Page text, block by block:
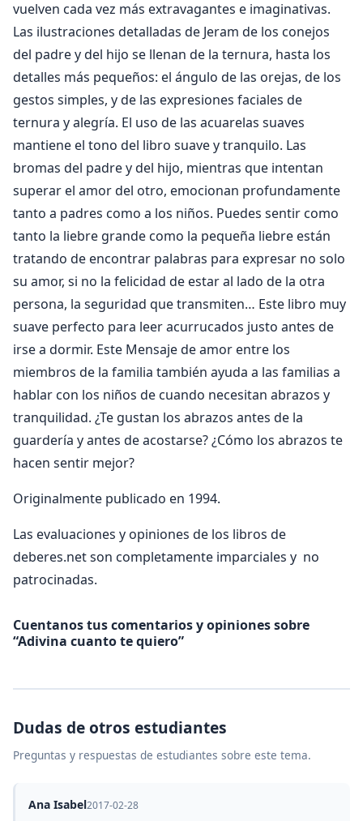
vuelven cada vez más extravagantes e imaginativas.
Las ilustraciones detalladas de Jeram de los conejos
del padre y del hijo se llenan de la ternura, hasta los
detalles más pequeños: el ángulo de las orejas, de los
gestos simples, y de las expresiones faciales de
ternura y alegría. El uso de las acuarelas suaves
mantiene el tono del libro suave y tranquilo. Las
bromas del padre y del hijo, mientras que intentan
superar el amor del otro, emocionan profundamente
tanto a padres como a los niños. Puedes sentir como
tanto la liebre grande como la pequeña liebre están
tratando de encontrar palabras para expresar no solo
su amor, si no la felicidad de estar al lado de la otra
persona, la seguridad que transmiten… Este libro muy
suave perfecto para leer acurrucados justo antes de
irse a dormir. Este Mensaje de amor entre los
miembros de la familia también ayuda a las familias a
hablar con los niños de cuando necesitan abrazos y
tranquilidad. ¿Te gustan los abrazos antes de la
guardería y antes de acostarse? ¿Cómo los abrazos te
hacen sentir mejor?
Originalmente publicado en 1994.
Las evaluaciones y opiniones de los libros de
deberes.net son completamente imparciales y no
patrocinadas.
Cuentanos tus comentarios y opiniones sobre
“Adivina cuanto te quiero”
Dudas de otros estudiantes
Preguntas y respuestas de estudiantes sobre este tema.
Ana Isabel2017-02-28